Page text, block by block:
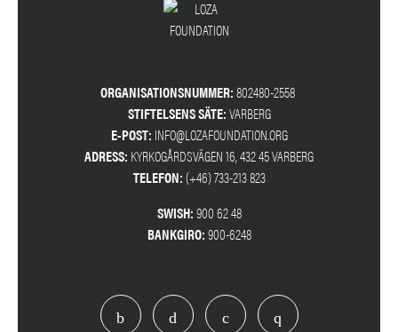
ORGANISATIONSNUMMER:802480-2558
STIFTELSENS SÄTE:VARBERG
E-POST: INFO@LOZAFOUNDATION.ORG
ADRESS: KYRKOGÅRDSVÄGEN 16, 432 45 VARBERG
TELEFON:(+46) 733-213 823
SWISH:900 62 48
BANKGIRO:900-6248